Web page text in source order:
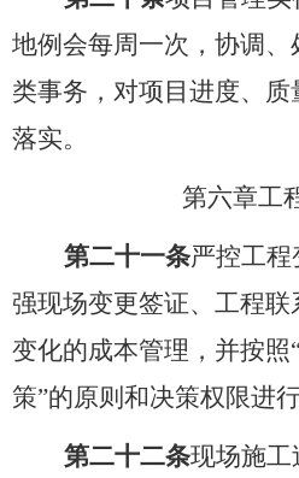
地例会每周一次，协调
类事务，对项目进度、
落实。
第六章工
第二十一条严控工
强现场变更签证、工程
变化的成本管理，并按照
策”的原则和决策权限进行
第二十二条现场施工